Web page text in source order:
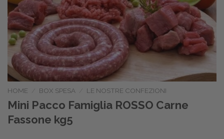
HOME BOX SPESA LE NOSTRE CONFEZIONI
Mini Pacco Famiglia ROSSO Carne
Fassone kg5